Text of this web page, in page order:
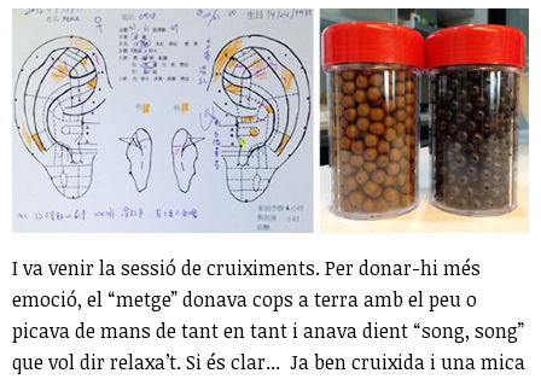
I va venir la sessió de cruiximents. Per donar-hi més
emoció, el “metge” donava cops a terra amb el peu o
picava de mans de tant en tant i anava dient “song, song”
que vol dir relaxa’t. Si és clar... Ja ben cruixida i una mica